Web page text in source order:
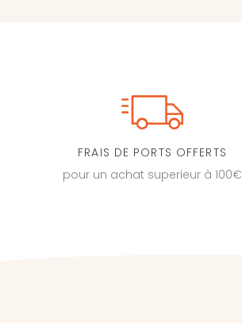
FRAIS DE PORTS OFFERTS
pour un achat superieur à 100€